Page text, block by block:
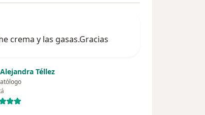
crema y las gasas.Gracias
Téllez